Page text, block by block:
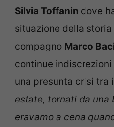
Silvia Toffanin dove
situazione della storia
compagno Marco
continue
una presunta crisi tra
estate, tornati da una
eravamo a cena